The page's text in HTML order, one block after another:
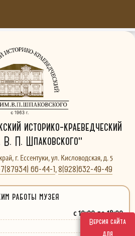
Версия сайта
для
историко-краеведческий
В. П. Шпаковского"
г. Ессентуки, ул. Кисловодская, д. 5
66-44-1,8(928)632-49-49
работы музея
с 10:00 до 18:00
выходной